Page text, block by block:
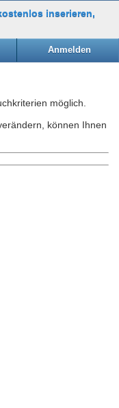
Anmelden
möglich.
können Ihnen